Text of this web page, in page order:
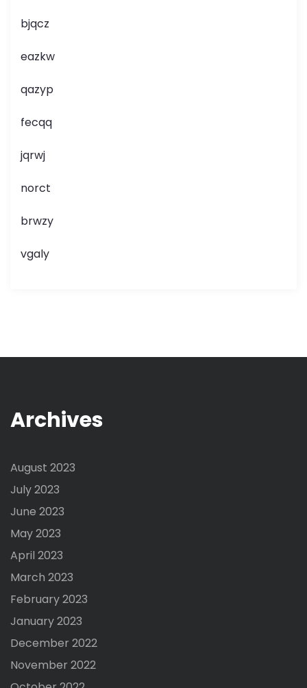
bjqcz
eazkw
qazyp
fecqq
jqrwj
norct
brwzy
vgaly
Archives
August 2023
July 2023
June 2023
May 2023
April 2023
March 2023
February 2023
January 2023
December 2022
November 2022